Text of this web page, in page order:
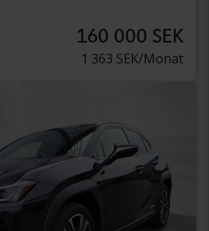
160 000 SEK
1 363 SEK/Monat